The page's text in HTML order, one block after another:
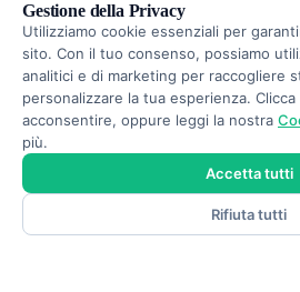
Scrivici una
PUBBLICITÀ
Gestione della Privacy
Utilizziamo cookie essenziali per
sito. Con il tuo consenso, possiamo
analitici e di marketing per raccogliere
personalizzare la tua esperienza.
acconsentire, oppure leggi la nostra
più.
Rifiuta tutti
Accetta tutti